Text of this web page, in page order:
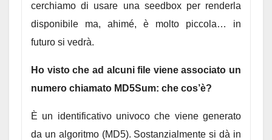
cerchiamo di usare una seedbox per renderla
disponibile ma, ahimé, è molto piccola… in
futuro si vedrà.
Ho visto che ad alcuni file viene associato un
numero chiamato MD5Sum: che cos’è?
È un identificativo univoco che viene generato
da un algoritmo (MD5). Sostanzialmente si dà in